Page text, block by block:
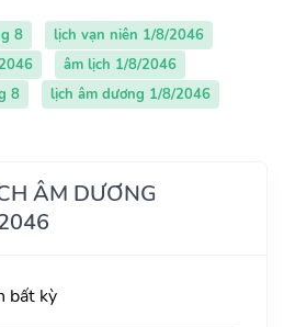
8
lịch vạn niên 1/8/2046
âm lịch 1/8/2046
8
lịch âm dương 1/8/2046
ÂM DƯƠNG
bất kỳ